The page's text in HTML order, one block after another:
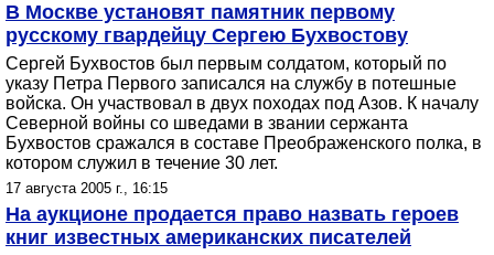
В Москве установят памятник первому
русскому гвардейцу Сергею Бухвостову
Сергей Бухвостов был первым солдатом, который по
указу Петра Первого записался на службу в потешные
войска. Он участвовал в двух походах под Азов. К началу
Северной войны со шведами в звании сержанта
Бухвостов сражался в составе Преображенского полка, в
котором служил в течение 30 лет.
17 августа 2005 г., 16:15
На аукционе продается право назвать героев
книг известных американских писателей